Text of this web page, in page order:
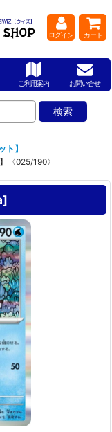
ログイン カート
ご利用案内 お問い合せ
】
〈025/190〉
]